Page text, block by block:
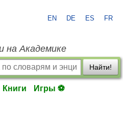
EN DE ES FR
на Академике
Найти!
Книги Игры ⚽